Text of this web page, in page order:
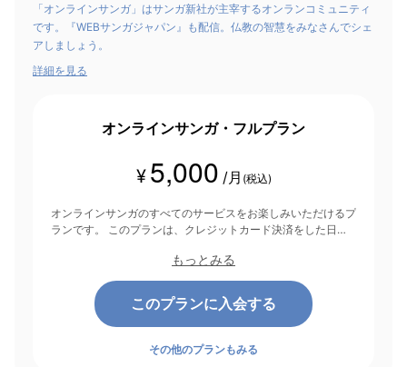
「オンラインサンガ」はサンガ新社が主宰するオンランコミュニティ
です。『WEBサンガジャパン』も配信。仏教の智慧をみなさんでシェ
アしましょう。
詳細を見る
オンラインサンガ・フルプラン
¥ 5,000 /月 (税込)
オンラインサンガのすべてのサービスをお楽しみいただけるプ
ランです。 このプランは、クレジットカード決済をした日を
もっとみる
このプランに入会する
その他のプランもみる